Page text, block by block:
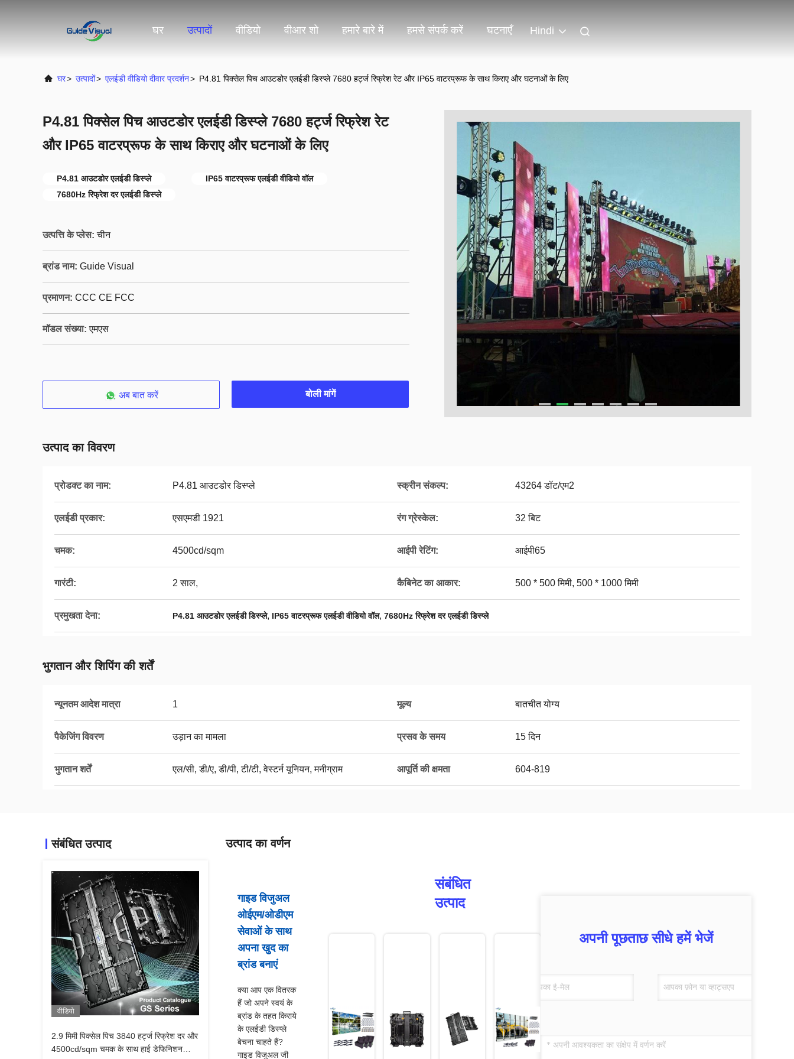
घर उत्पादों वीडियो वीआर शो हमारे बारे में हमसे संपर्क करें घटनाएँ Hindi
घर> उत्पादों> एलईडी वीडियो दीवार प्रदर्शन> P4.81 पिक्सेल पिच आउटडोर एलईडी डिस्प्ले 7680 हर्ट्ज रिफ्रेश रेट और IP65 वाटरप्रूफ के साथ किराए और घटनाओं के लिए
P4.81 पिक्सेल पिच आउटडोर एलईडी डिस्प्ले 7680 हर्ट्ज रिफ्रेश रेट
और IP65 वाटरप्रूफ के साथ किराए और घटनाओं के लिए
P4.81 आउटडोर एलईडी डिस्प्ले
IP65 वाटरप्रूफ एलईडी वीडियो वॉल
7680Hz रिफ्रेश दर एलईडी डिस्प्ले
उत्पत्ति के प्लेस: चीन
ब्रांड नाम: Guide Visual
प्रमाणन: CCC CE FCC
मॉडल संख्या: एमएस
अब बात करें बोली मांगें
उत्पाद का विवरण
प्रोडक्ट का नाम: P4.81 आउटडोर डिस्प्ले स्क्रीन संकल्प: 43264 डॉट/एम2
एलईडी प्रकार: एसएमडी 1921 रंग ग्रेस्केल: 32 बिट
चमक: 4500cd/sqm आईपी ​​रेटिंग: आईपी65
गारंटी: 2 साल, कैबिनेट का आकार: 500 * 500 मिमी, 500 * 1000 मिमी
प्रमुखता देना: P4.81 आउटडोर एलईडी डिस्प्ले, IP65 वाटरप्रूफ एलईडी वीडियो वॉल, 7680Hz रिफ्रेश दर एलईडी डिस्प्ले
भुगतान और शिपिंग की शर्तें
न्यूनतम आदेश मात्रा 1 मूल्य बातचीत योग्य
पैकेजिंग विवरण उड़ान का मामला प्रसव के समय 15 दिन
भुगतान शर्तें एल/सी, डी/ए, डी/पी, टी/टी, वेस्टर्न यूनियन, मनीग्राम आपूर्ति की क्षमता 604-819
संबंधित उत्पाद
वीडियो
2.9 मिमी पिक्सेल पिच 3840 हर्ट्ज रिफ्रेश दर और
4500cd/sqm चमक के साथ हाई डेफिनिशन
उत्पाद का वर्णन
गाइड विजुअल
ओईएम/ओडीएम
सेवाओं के साथ
अपना खुद का
ब्रांड बनाएं
क्या आप एक वितरक
हैं जो अपने स्वयं के
ब्रांड के तहत किराये
के एलईडी डिस्प्ले
बेचना चाहते हैं?
गाइड विजुअल जी
संबंधित
उत्पाद
अपनी पूछताछ सीधे हमें भेजें